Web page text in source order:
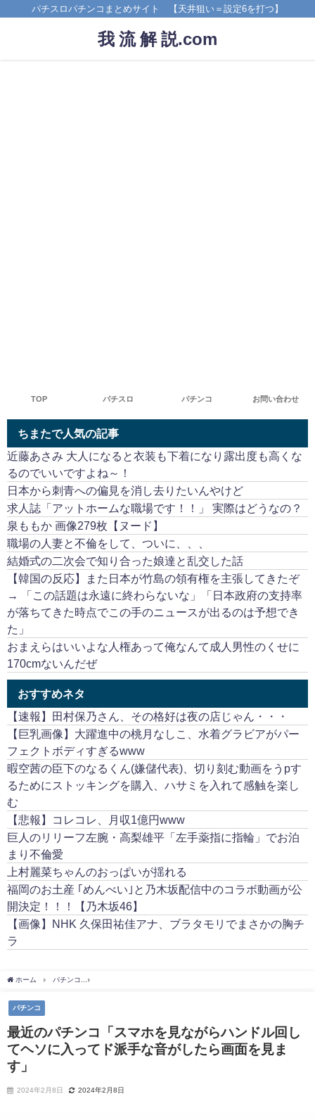
パチスロパチンコまとめサイト 【天井狙い＝設定6を打つ】
我 流 解 説.com
TOP パチスロ パチンコ お問い合わせ
ちまたで人気の記事
近藤あさみ 大人になると衣装も下着になり露出度も高くな
るのでいいですよね～！
日本から刺青への偏見を消し去りたいんやけど
求人誌「アットホームな職場です！！」 実際はどうなの？
泉ももか 画像279枚【ヌード】
職場の人妻と不倫をして、ついに、、、
結婚式の二次会で知り合った娘達と乱交した話
【韓国の反応】また日本が竹島の領有権を主張してきたぞ
→ 「この話題は永遠に終わらないな」「日本政府の支持率
が落ちてきた時点でこの手のニュースが出るのは予想でき
た」
おまえらはいいよな人権あって俺なんて成人男性のくせに
170cmないんだぜ
おすすめネタ
【速報】田村保乃さん、その格好は夜の店じゃん・・・
【巨乳画像】大躍進中の桃月なしこ、水着グラビアがパー
フェクトボディすぎるwww
暇空茜の臣下のなるくん(嫌儲代表)、切り刻む動画をうpす
るためにストッキングを購入、ハサミを入れて感触を楽し
む
【悲報】コレコレ、月収1億円www
巨人のリリーフ左腕・高梨雄平「左手薬指に指輪」でお泊
まり不倫愛
上村麗菜ちゃんのおっぱいが揺れる
福岡のお土産 ｢めんべい｣と乃木坂配信中のコラボ動画が公
開決定！！！【乃木坂46】
【画像】NHK 久保田祐佳アナ、ブラタモリでまさかの胸チ
ラ
ホーム パチンコ
パチンコ
最近のパチンコ「スマホを見ながらハンドル回し
てヘソに入ってド派手な音がしたら画面を見ま
す」
2024年2月8日 2024年2月8日